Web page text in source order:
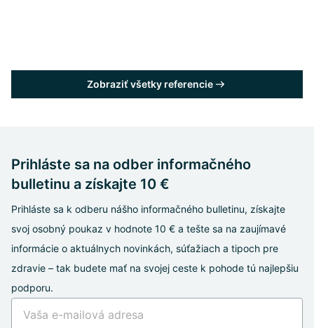
Zobraziť všetky referencie
Prihláste sa na odber informačného
bulletinu a získajte 10 €
Prihláste sa k odberu nášho informačného bulletinu, získajte
svoj osobný poukaz v hodnote 10 € a tešte sa na zaujímavé
informácie o aktuálnych novinkách, súťažiach a tipoch pre
zdravie – tak budete mať na svojej ceste k pohode tú najlepšiu
podporu.